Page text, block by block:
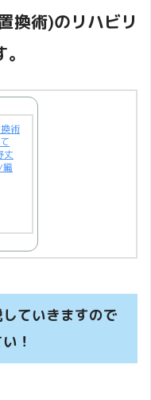
換術)のリハビリ
術
丈
ていきますので
！